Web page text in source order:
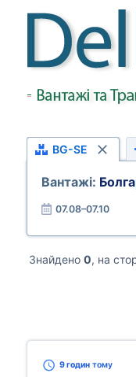
BG-SE
Вантажі:
07.08–07.10
Знайдено 0, на
9 годин тому